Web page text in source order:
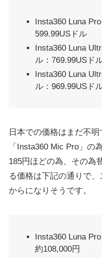
Insta360 Luna
599.99USドル
Insta360 Luna
ル：769.99USド
Insta360 Luna
ル：969.99USド
日本での価格はまだ不
「Insta360 Mic Pro」の
185円ほどの為、その為
る価格は下記の通りで
からになりそうです。
Insta360 Luna
約108,000円